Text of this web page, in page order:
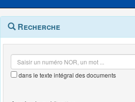
Navigation
outils
Menu
contextuel
Recherche
dans le texte intégral des documents